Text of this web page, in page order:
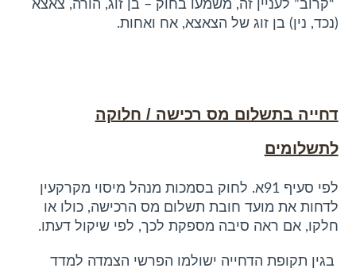
“קרוב” לעניין זה, משמעו בחוק – בן זוג, הורה, צאצא
(נכד, נין) בן זוג של הצאצא, אח ואחות.
דחייה בתשלום מס רכישה / חלוקה
לתשלומים
לפי סעיף 91א. לחוק בסמכות מנהל מיסוי מקרקעין
לדחות את מועד חובת תשלום מס הרכישה, כולו או
חלקו, אם ראה סיבה מספקת לכך, לפי שיקול דעתו.
בגין תקופת הדחייה ישולמו הפרשי הצמדה למדד